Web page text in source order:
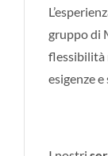
gruppo di
flessibilità
esigenze